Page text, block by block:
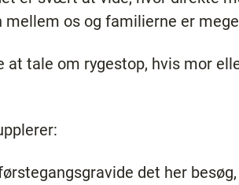
os og familierne er
at tale om rygestop, hvis mor
det her